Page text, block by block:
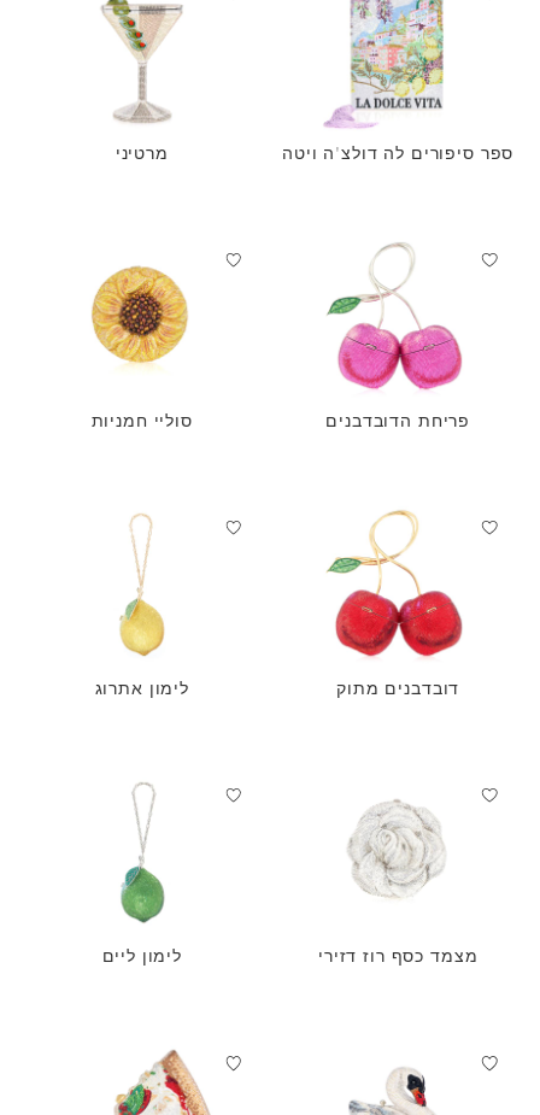
ספר סיפורים לה דולצ'ה ויטה מרטיני
פריחת הדובדבנים סוליי חמניות
דובדבנים מתוק לימון אתרוג
מצמד כסף רוז דזירי לימון ליים